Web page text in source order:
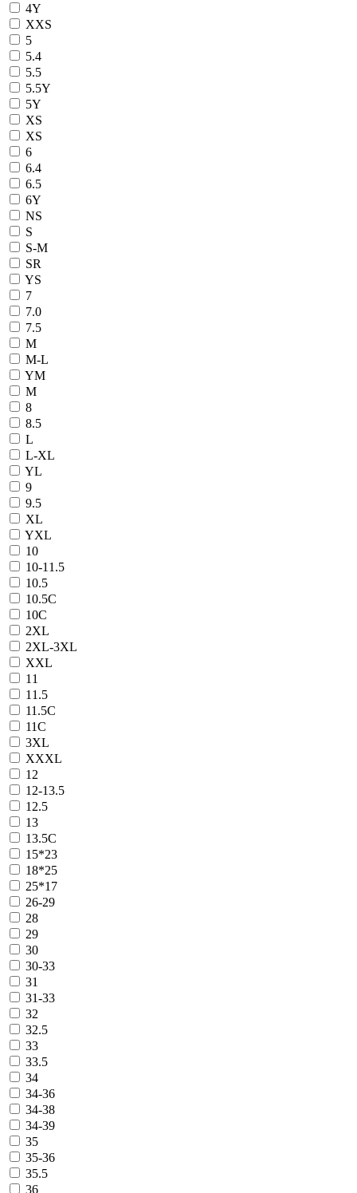
4Y
XXS
5
5.4
5.5
5.5Y
5Y
XS
ХS
6
6.4
6.5
6Y
NS
S
S-M
SR
YS
7
7.0
7.5
M
M-L
YM
М
8
8.5
L
L-XL
YL
9
9.5
XL
YXL
10
10-11.5
10.5
10.5C
10C
2XL
2XL-3XL
XXL
11
11.5
11.5C
11C
3XL
XXXL
12
12-13.5
12.5
13
13.5C
15*23
18*25
25*17
26-29
28
29
30
30-33
31
31-33
32
32.5
33
33.5
34
34-36
34-38
34-39
35
35-36
35.5
36